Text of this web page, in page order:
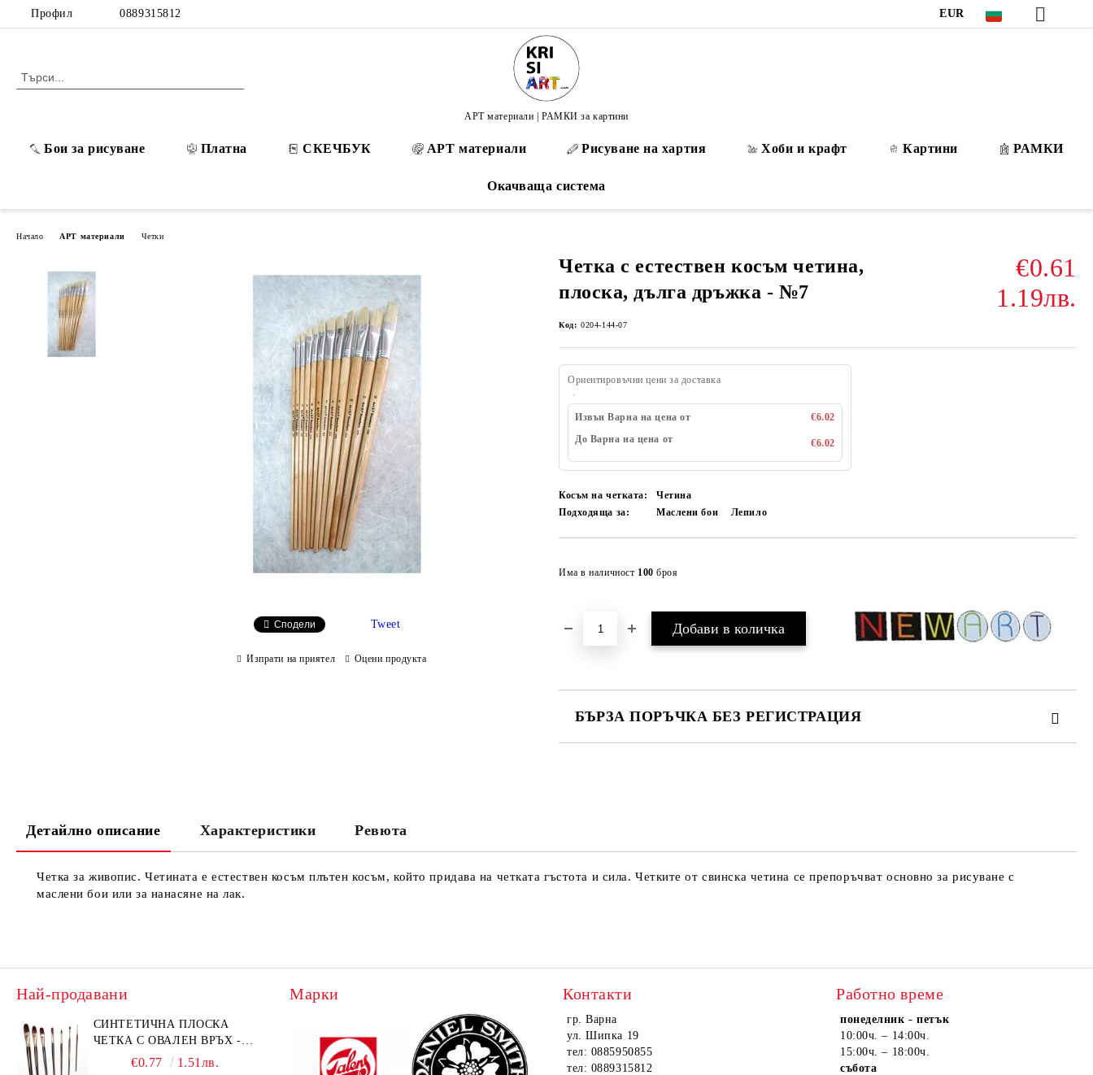
Профил 0889315812 EUR
АРТ материали | РАМКИ за картини
Бои за рисуване Платна СКЕЧБУК АРТ материали Рисуване на хартия Хоби и крафт Картини РАМКИ
Окачваща система
Начало АРТ материали Четки
Четка с естествен косъм четина,
плоска, дълга дръжка - №7
€0.61
1.19лв.
Код: 0204-144-07
Ориентировъчни цени за доставка
Извън Варна на цена от
€6.02
До Варна на цена от
€6.02
Косъм на четката:
Четина
Подходяща за:
Маслени бои Лепило
Има в наличност 100 броя
БЪРЗА ПОРЪЧКА БЕЗ РЕГИСТРАЦИЯ
Сподели Tweet
Изпрати на приятел Оцени продукта
Детайлно описание Характеристики Ревюта
Четка за живопис. Четината е естествен косъм плътен косъм, който придава на четката гъстота и сила. Четките от свинска четина се препоръчват основно за рисуване с
маслени бои или за нанасяне на лак.
Най-продавани
СИНТЕТИЧНА ПЛОСКА
ЧЕТКА С ОВАЛЕН ВРЪХ -
GIOCONDA 273 - №1/8
€0.77 1.51лв.
Марки Контакти
гр. Варна
ул. Шипка 19
тел: 0885950855
тел: 0889315812
Работно време
понеделник - петък
10:00ч. – 14:00ч.
15:00ч. – 18:00ч.
събота